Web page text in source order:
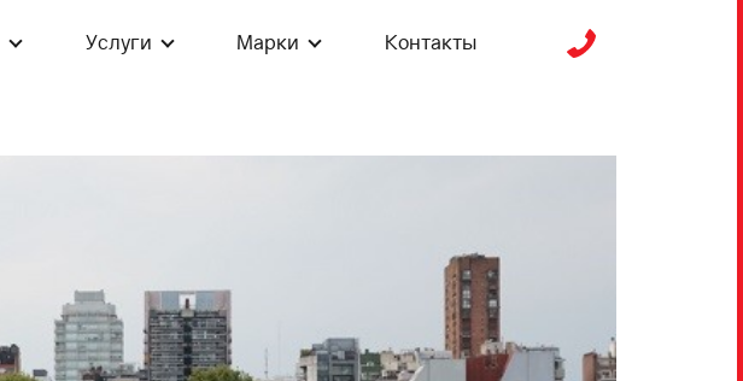
Услуги Марки Контакты